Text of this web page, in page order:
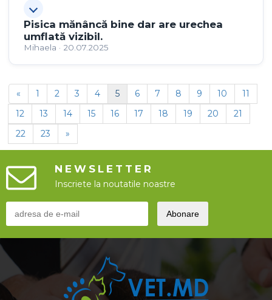
Pisica mănâncă bine dar are urechea
umflată vizibil.
Mihaela · 20.07.2025
« 1 2 3 4 5 6 7 8 9 10
11
12
13 14 15 16 17 18 19 20
21
22
23 »
NEWSLETTER
Inscriete la noutatile noastre